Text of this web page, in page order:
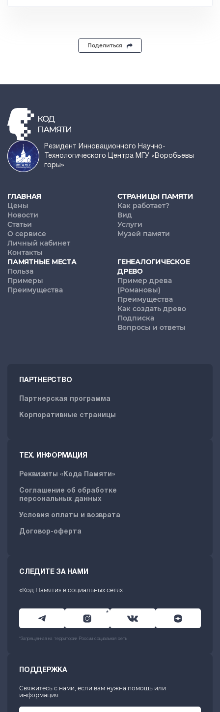
Поделиться
Резидент Инновационного Научно-
Технологического Центра МГУ «Воробьевы
горы»
ГЛАВНАЯ
Цены
Новости
Статьи
О сервисе
Личный кабинет
Контакты
СТРАНИЦЫ ПАМЯТИ
Как работает?
Вид
Услуги
Музей памяти
ПАМЯТНЫЕ МЕСТА
Польза
Примеры
Преимущества
ГЕНЕАЛОГИЧЕСКОЕ
ДРЕВО
Пример древа
(Романовы)
Преимущества
Как создать древо
Подписка
Вопросы и ответы
ПАРТНЕРСТВО
Партнерская программа
Корпоративные страницы
ТЕХ. ИНФОРМАЦИЯ
Реквизиты «Кода Памяти»
Соглашение об обработке
персональных данных
Условия оплаты и возврата
Договор-оферта
СЛЕДИТЕ ЗА НАМИ
«Код Памяти» в социальных сетях
*
*Запрещенная на территории России социальная сеть
ПОДДЕРЖКА
Свяжитесь с нами, если вам нужна помощь или
информация